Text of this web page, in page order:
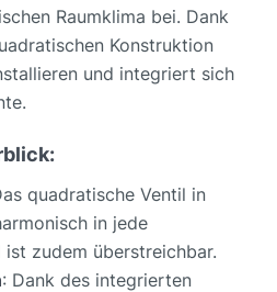
Raumklima bei. Dank
Konstruktion
und integriert sich
quadratische Ventil in
in jede
zudem überstreichbar.
: Dank des integrierten